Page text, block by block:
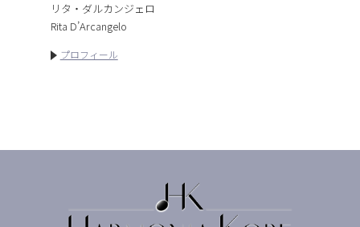
リタ・ダルカンジェロ
Rita D’Arcangelo
プロフィール